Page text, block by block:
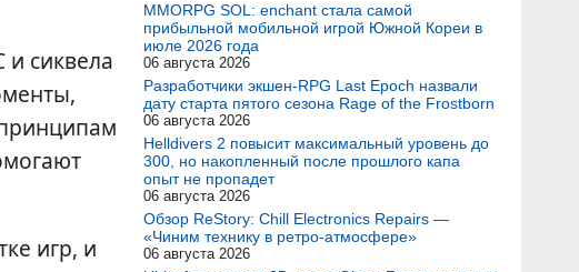
сиквела
игр, и
MMORPG SOL: enchant стала самой
прибыльной мобильной игрой Южной Кореи в
июле 2026 года
06 августа 2026
Разработчики экшен-RPG Last Epoch назвали
дату старта пятого сезона Rage of the Frostborn
06 августа 2026
Helldivers 2 повысит максимальный уровень до
300, но накопленный после прошлого капа
опыт не пропадет
06 августа 2026
Обзор ReStory: Chill Electronics Repairs —
«Чиним технику в ретро-атмосфере»
06 августа 2026